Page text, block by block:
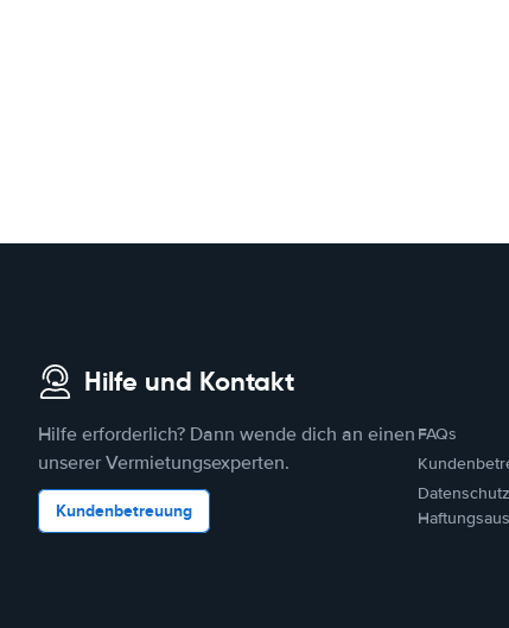
Hilfe und Kontakt
Hilfe erforderlich? Dann wende dich an einen
unserer Vermietungsexperten.
Kundenbetreuung
FAQs